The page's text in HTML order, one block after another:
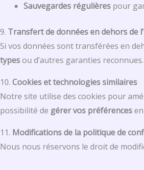
Sauvegardes régulières pour
9. Transfert de données en dehors de
Si vos données sont transférées en
typesou d’autres garanties reconnues.
10. Cookies et technologies similaires
Notre site utilise des cookies pour
possibilité de gérer vos préférences
11. Modifications de la politique de
Nous nous réservons le droit de